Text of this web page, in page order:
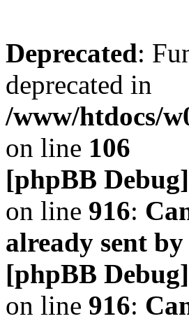
Deprecated:
deprecated in
/www/htdocs/
on line 106
[phpBB
on line 916:
already sent
[phpBB
on line 916: